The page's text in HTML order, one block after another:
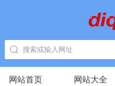
网站首页 网站大全